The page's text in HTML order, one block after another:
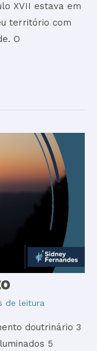
XVII estava em
território com
O
de leitura
doutrinário 3
5